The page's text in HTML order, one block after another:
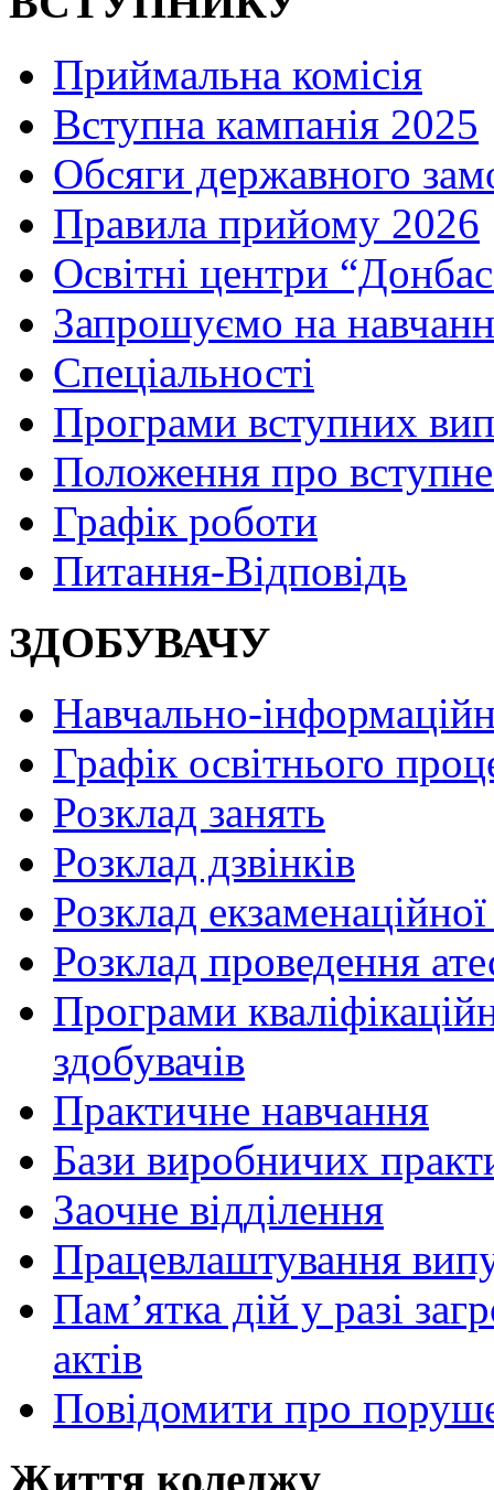
Приймальна комісія
Вступна кампанія 2025
Обсяги державного
Правила прийому 2026
Освітні центри
Запрошуємо на
Спеціальності
Програми вступних
Положення про
Графік роботи
Питання-Відповідь
ЗДОБУВАЧУ
Навчально-
Графік освітнього
Розклад занять
Розклад дзвінків
Розклад екзаменаційної
Розклад проведення
Програми
здобувачів
Практичне навчання
Бази виробничих
Заочне відділення
Працевлаштування
Пам’ятка дій у разі
актів
Повідомити про
Життя коледжу